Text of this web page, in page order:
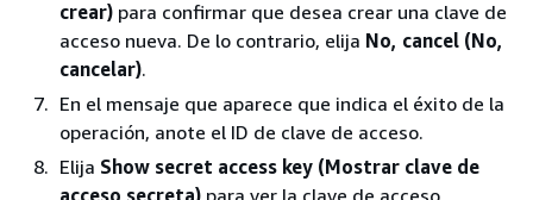
crear) para confirmar que desea crear una clave de
acceso nueva. De lo contrario, elija No, cancel (No,
cancelar).
En el mensaje que aparece que indica el éxito de la
operación, anote el ID de clave de acceso.
Elija Show secret access key (Mostrar clave de
acceso secreta) para ver la clave de acceso